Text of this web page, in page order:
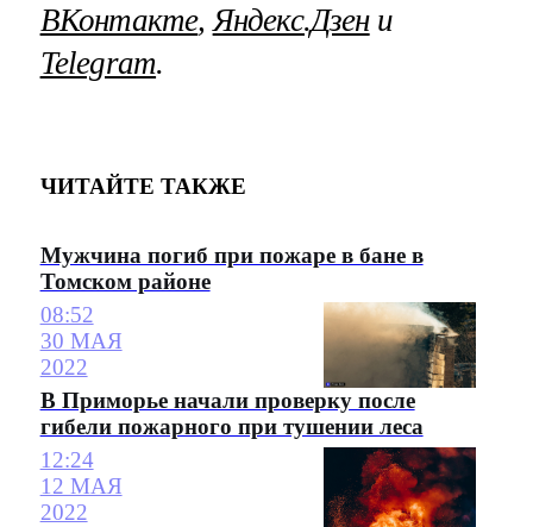
ВКонтакте, Яндекс.Дзени
Telegram.
ЧИТАЙТЕ ТАКЖЕ
Мужчина погиб при пожаре в бане в
Томском районе
08:52
30 МАЯ
2022
В Приморье начали проверку после
гибели пожарного при тушении леса
12:24
12 МАЯ
2022